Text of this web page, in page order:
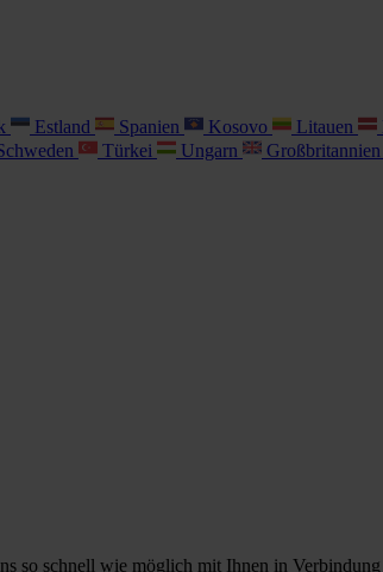
Estland Spanien Kosovo Litauen
Türkei Ungarn Großbritannien
so schnell wie möglich mit Ihnen in